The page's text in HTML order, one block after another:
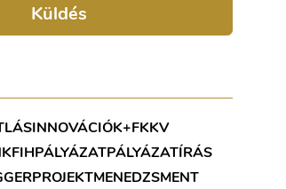
Küldés
INNOVÁCIÓK+FKKV
PÁLYÁZATPÁLYÁZATÍRÁS
PROJEKTMENEDZSMENT